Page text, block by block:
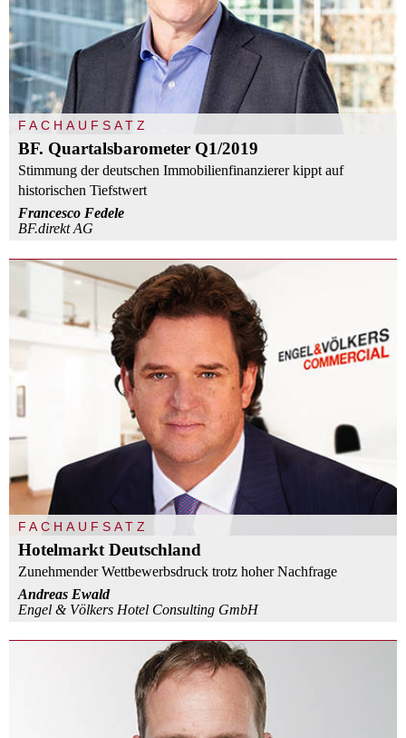
FACHAUFSATZ
BF. Quartalsbarometer Q1/2019
Stimmung der deutschen Immobilienfinanzierer kippt auf
historischen Tiefstwert
Francesco Fedele
BF.direkt AG
FACHAUFSATZ
Hotelmarkt Deutschland
Zunehmender Wettbewerbsdruck trotz hoher Nachfrage
Andreas Ewald
Engel & Völkers Hotel Consulting GmbH